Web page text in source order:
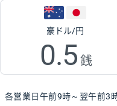
豪ドル/円
0.5 銭
各営業日午前9時～翌午前3